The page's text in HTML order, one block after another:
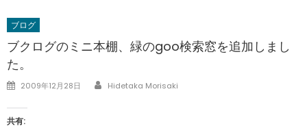
ブログ
ブクログのミニ本棚、緑のgoo検索窓を追加しまし
た。
Posted
2009年12月28日 Author
Hidetaka Morisaki
共有: